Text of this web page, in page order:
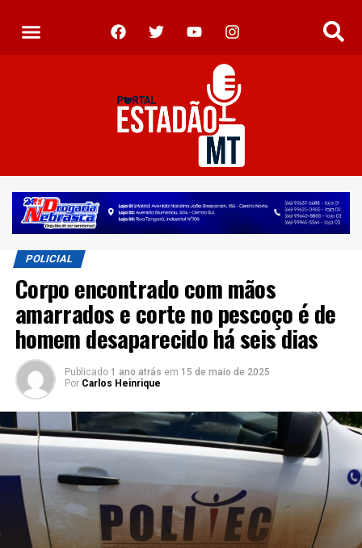
POLICIAL
Corpo encontrado com mãos
amarrados e corte no pescoço é de
homem desaparecido há seis dias
Publicado 1 ano atrás em 15 de maio de 2025
Por Carlos Heinrique